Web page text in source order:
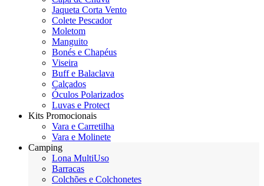
Jaqueta Corta Vento
Colete Pescador
Moletom
Manguito
Bonés e Chapéus
Viseira
Buff e Balaclava
Calçados
Óculos Polarizados
Luvas e Protect
Kits Promocionais
Vara e Carretilha
Vara e Molinete
Camping
Lona MultiUso
Barracas
Colchões e Colchonetes